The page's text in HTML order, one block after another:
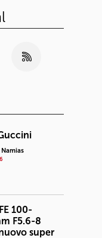
100-
F5.6-8
super